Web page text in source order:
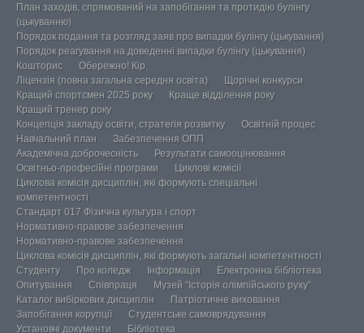
План заходів, спрямований на запобігання та протидію булінгу
(цькуванню)
Порядок подання та розгляд заяв про випадки булінгу (цькування)
Порядок реагування на доведенні випадки булінгу (цькування)
Кошторис
Обережно! Кір.
Ліцензія (повна загальна середня освіта)
Щорічні конкурси
Кращий спортсмен 2025 року
Краще відділення року
Кращий тренер року
Концепція закладу освіти, стратегія розвитку
Освітній процес
Навчальний план
Забезпечення ОПП
Академічна доброчесність
Результати самооцінювання
Освітньо-професійні програми
Циклові комісії
Циклова комісія дисциплін, які формують спеціальні
компетентності
Стандарт 017 Фізична культура і спорт
Нормативно-правове забезпечення
Нормативно-правове забезпечення
Циклова комісія дисциплін, які формують загальні компетентності
Студенту
Про коледж Інформація
Електронна бібліотека
Опитування
Співпраця
Музей “Історія олімпійського руху”
Каталог вибіркових дисциплін
Патріотичне виховання
Запобігання корупції
Студентське самоврядування
Установчі документи
Бібліотека